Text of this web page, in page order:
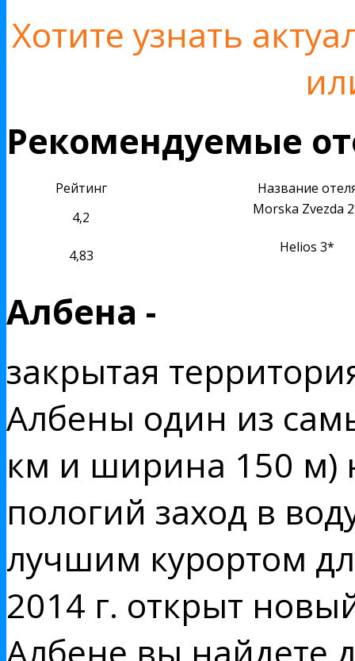
Хотите узнать
Рекомендуемые
Рейтинг
Название
4,2
Morska Zvezda
4,83 Helios 3*
Албена -
закрытая
Албены один из
км и ширина 150 м)
пологий заход в
лучшим курортом
2014 г. открыт